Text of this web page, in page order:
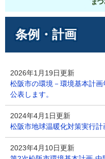
条例・計画
2026年1月19日更新
松阪市の環境－環境基本計
公表します。
2024年4月1日更新
松阪市地球温暖化対策実行
2023年4月10日更新